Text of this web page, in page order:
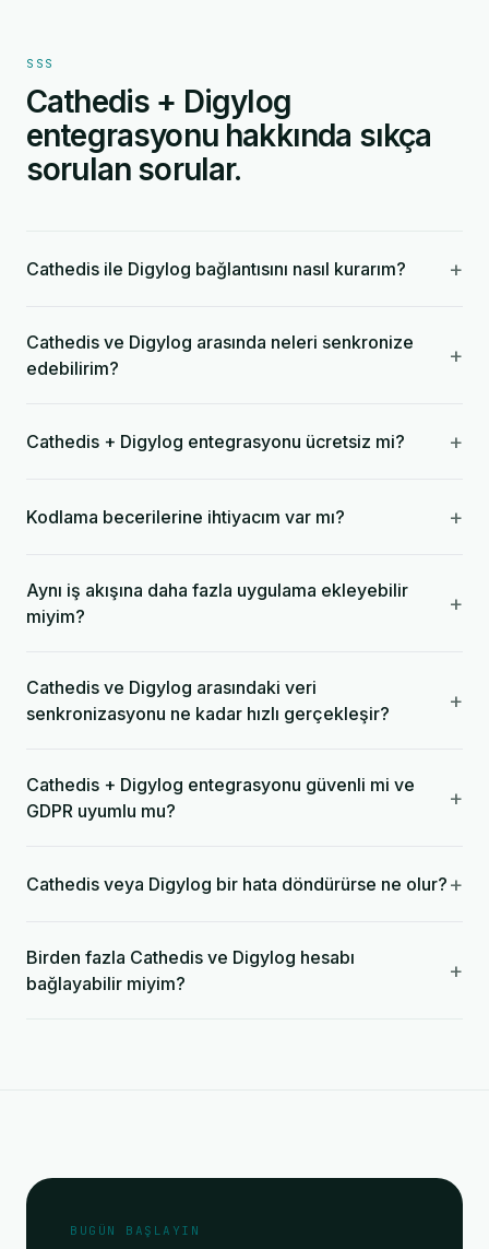
SSS
Cathedis + Digylog
entegrasyonu hakkında sıkça
sorulan sorular.
Cathedis ile Digylog bağlantısını nasıl kurarım? +
Cathedis ve Digylog arasında neleri senkronize
edebilirim?
+
Cathedis + Digylog entegrasyonu ücretsiz mi? +
Kodlama becerilerine ihtiyacım var mı? +
Aynı iş akışına daha fazla uygulama ekleyebilir
miyim?
+
Cathedis ve Digylog arasındaki veri
senkronizasyonu ne kadar hızlı gerçekleşir?
+
Cathedis + Digylog entegrasyonu güvenli mi ve
GDPR uyumlu mu?
+
Cathedis veya Digylog bir hata döndürürse ne olur? +
Birden fazla Cathedis ve Digylog hesabı
bağlayabilir miyim?
+
BUGÜN BAŞLAYIN